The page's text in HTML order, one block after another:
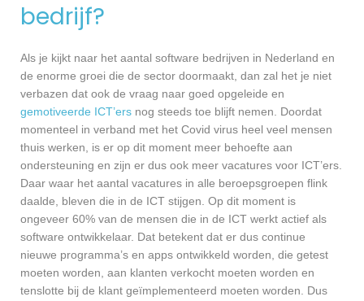
bedrijf?
Als je kijkt naar het aantal software bedrijven in Nederland en
de enorme groei die de sector doormaakt, dan zal het je niet
verbazen dat ook de vraag naar goed opgeleide en
gemotiveerde ICT’ers nog steeds toe blijft nemen. Doordat
momenteel in verband met het Covid virus heel veel mensen
thuis werken, is er op dit moment meer behoefte aan
ondersteuning en zijn er dus ook meer vacatures voor ICT’ers.
Daar waar het aantal vacatures in alle beroepsgroepen flink
daalde, bleven die in de ICT stijgen. Op dit moment is
ongeveer 60% van de mensen die in de ICT werkt actief als
software ontwikkelaar. Dat betekent dat er dus continue
nieuwe programma’s en apps ontwikkeld worden, die getest
moeten worden, aan klanten verkocht moeten worden en
tenslotte bij de klant geïmplementeerd moeten worden. Dus